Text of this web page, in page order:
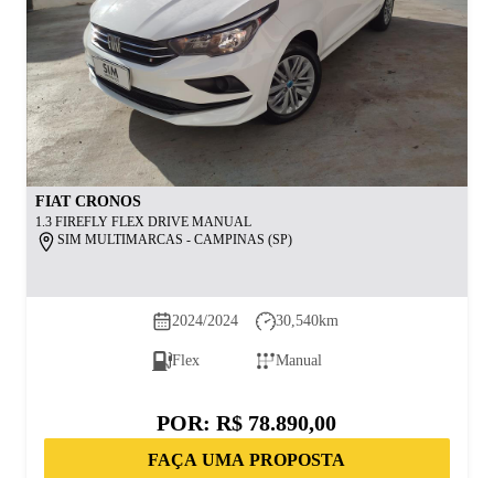
FIAT CRONOS
1.3 FIREFLY FLEX DRIVE MANUAL
SIM MULTIMARCAS - CAMPINAS (SP)
2024/2024 30,540km
Flex Manual
POR:R$ 78.890,00
FAÇA UMA PROPOSTA